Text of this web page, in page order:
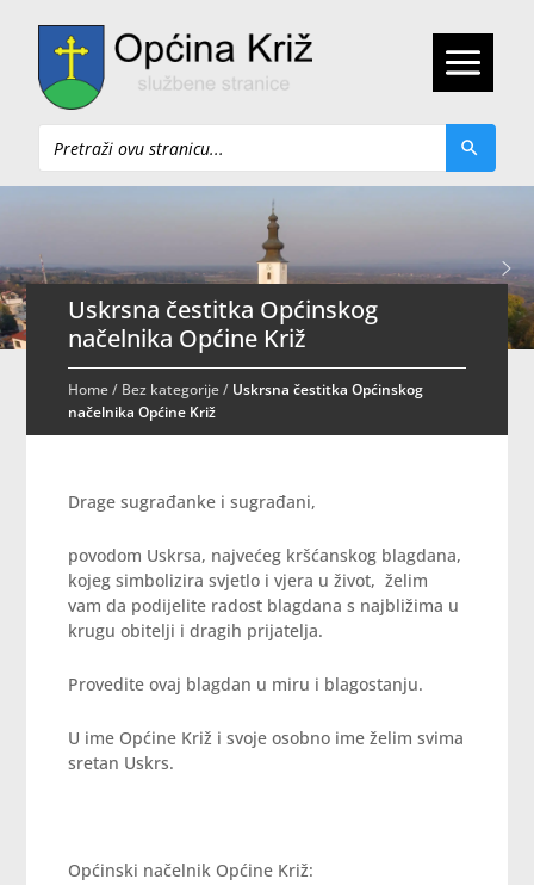
Pretraži
Uskrsna čestitka Općinskog
načelnika Općine Križ
Home/ Bez kategorije/ Uskrsna čestitka Općinskog
načelnika Općine Križ
Drage sugrađanke i sugrađani,
povodom Uskrsa, najvećeg kršćanskog blagdana,
kojeg simbolizira svjetlo i vjera u život, želim
vam da podijelite radost blagdana s najbližima u
krugu obitelji i dragih prijatelja.
Provedite ovaj blagdan u miru i blagostanju.
U ime Općine Križ i svoje osobno ime želim svima
sretan Uskrs.
Općinski načelnik Općine Križ: